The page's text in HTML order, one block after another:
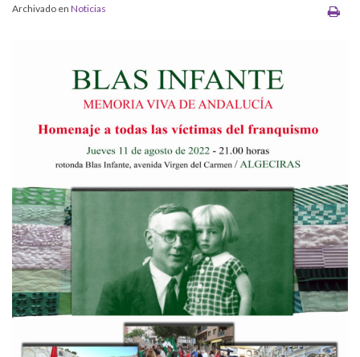
Archivado en Noticias